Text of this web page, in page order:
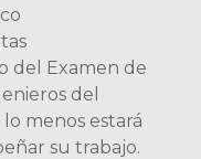
del Examen de
del
menos estará
su trabajo.